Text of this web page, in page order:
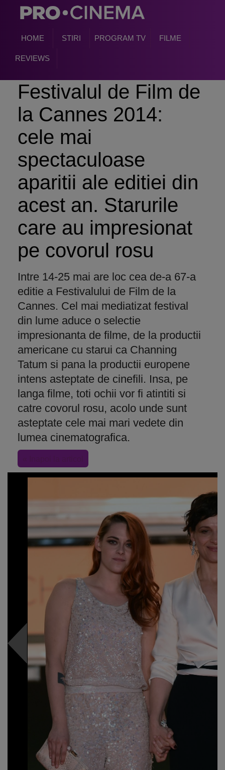
HOME STIRI PROGRAM TV FILME
REVIEWS
Festivalul de Film de
la Cannes 2014:
cele mai
spectaculoase
aparitii ale editiei din
acest an. Starurile
care au impresionat
pe covorul rosu
Intre 14-25 mai are loc cea de-a 67-a
editie a Festivalului de Film de la
Cannes. Cel mai mediatizat festival
din lume aduce o selectie
impresionanta de filme, de la productii
americane cu starui ca Channing
Tatum si pana la productii europene
intens asteptate de cinefili. Insa, pe
langa filme, toti ochii vor fi atintiti si
catre covorul rosu, acolo unde sunt
asteptate cele mai mari vedete din
lumea cinematografica.